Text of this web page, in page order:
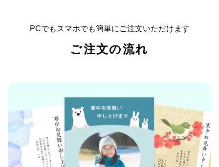
PCでもスマホでも簡単にご注文いただけます
ご注文の流れ